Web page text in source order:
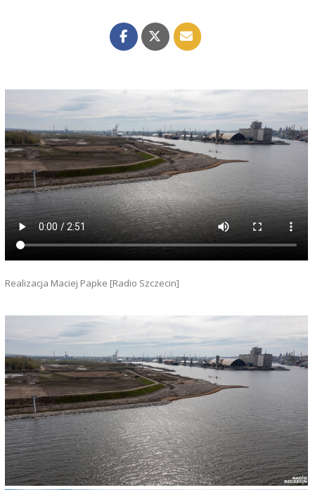
Realizacja Maciej Papke [Radio Szczecin]